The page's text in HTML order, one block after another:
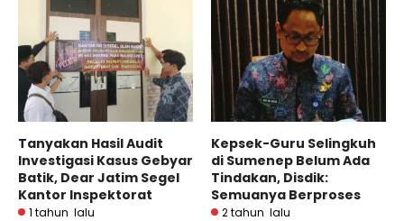
Tanyakan Hasil Audit
Investigasi Kasus Gebyar
Batik, Dear Jatim Segel
Kantor Inspektorat
1 tahun lalu
Kepsek-Guru Selingkuh
di Sumenep Belum Ada
Tindakan, Disdik:
Semuanya Berproses
2 tahun lalu